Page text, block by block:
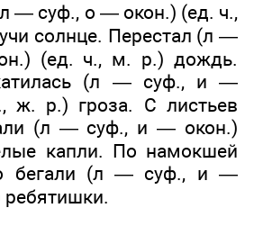
— суф., о — окон.) (ед. ч.,
солнце. Перестал (л —
(ед. ч., м. р.) дождь.
(л — суф., и —
ж. р.) гроза. С листьев
(л — суф., и — окон.)
капли. По намокшей
бегали (л — суф., и —
ребятишки.